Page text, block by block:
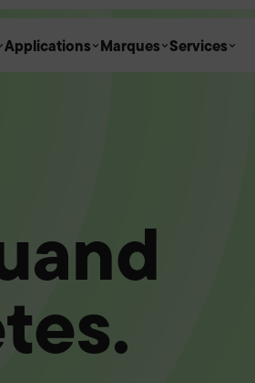
Applications Marques Services